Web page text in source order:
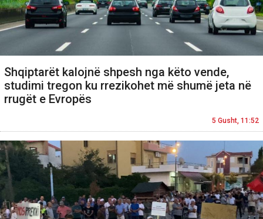
Shqiptarët kalojnë shpesh nga këto vende,
studimi tregon ku rrezikohet më shumë jeta në
rrugët e Evropës
5 Gusht, 11:52